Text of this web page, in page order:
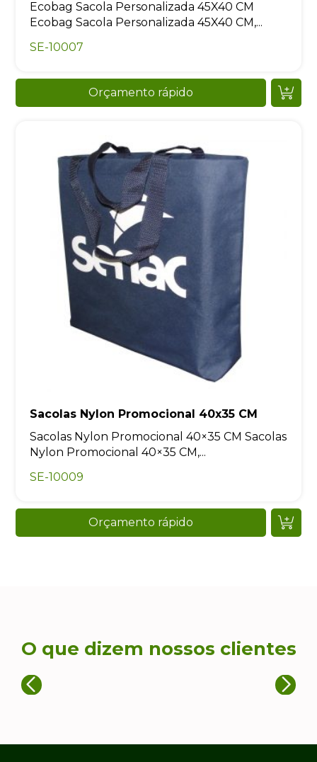
Ecobag Sacola Personalizada 45X40 CM
Ecobag Sacola Personalizada 45X40 CM,...
SE-10007
Orçamento rápido
Sacolas Nylon Promocional 40x35 CM
Sacolas Nylon Promocional 40×35 CM Sacolas
Nylon Promocional 40×35 CM,...
SE-10009
Orçamento rápido
O que dizem nossos clientes